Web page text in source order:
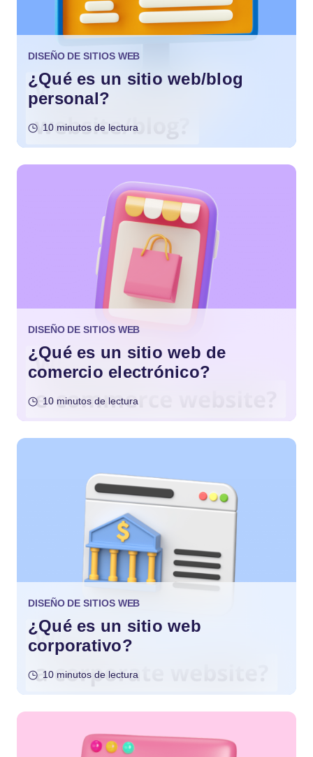
DISEÑO DE SITIOS WEB
¿Qué es un sitio web/blog
personal?
10 minutos de lectura
DISEÑO DE SITIOS WEB
¿Qué es un sitio web de
comercio electrónico?
10 minutos de lectura
DISEÑO DE SITIOS WEB
¿Qué es un sitio web
corporativo?
10 minutos de lectura